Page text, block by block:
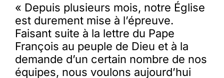
« Depuis plusieurs mois, notre Église
est durement mise à l’épreuve.
Faisant suite à la lettre du Pape
François au peuple de Dieu et à la
demande d’un certain nombre de nos
équipes, nous voulons aujourd’hui